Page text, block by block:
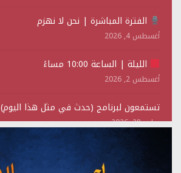
الفترة المباشرة | نحن لا نهزم
أغسطس 4, 2026
الليلة | الساعة 10:00 مساءً
أغسطس 2, 2026
تستمعون لبرنامج (حدث في مثل هذا اليوم)
يوليو 28, 2026
(نحن لا نهزم) بث مباشر